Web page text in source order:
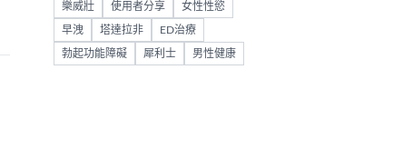
樂威壯 使用者分享 女性性慾
早洩 塔達拉非 ED治療
勃起功能障礙 犀利士 男性健康